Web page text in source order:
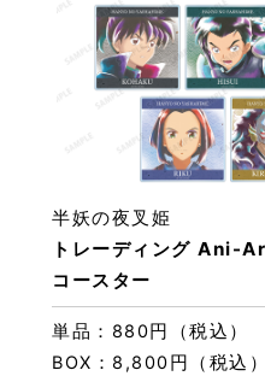
トレーディング Ani-
コースター
半妖の夜叉姫
単品：880円（税込）
BOX：8,800円（税込）